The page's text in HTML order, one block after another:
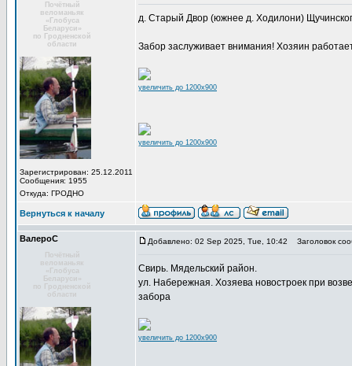
Почётный
веломаньяк
«Глобуса
Беларуси»
по Гродненской
области
Зарегистрирован: 25.12.2011
Сообщения: 1955
Откуда: ГРОДНО
д. Старый Двор (южнее д. Ходилони)
Забор заслуживает внимания! Хозяин
увеличить до 1200x900
увеличить до 1200x900
Вернуться к началу
ВалероС
Почётный
веломаньяк
«Глобуса
Беларуси»
по Гродненской
области
Добавлено: 02 Sep 2025, Tue, 10:42 Заголовок
Свирь. Мядельский район.
ул. Набережная. Хозяева новостроек при
забора
увеличить до 1200x900